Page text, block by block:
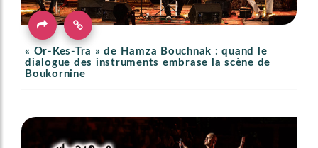
« Or-Kes-Tra » de Hamza Bouchnak : quand le
dialogue des instruments embrase la scène de
Boukornine